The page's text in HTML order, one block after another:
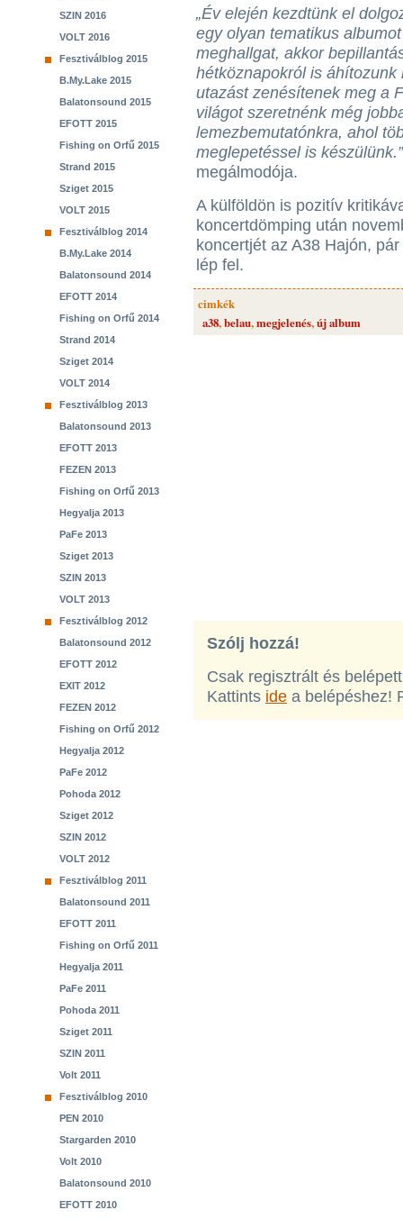
SZIN 2016
VOLT 2016
Fesztiválblog 2015
B.My.Lake 2015
Balatonsound 2015
EFOTT 2015
Fishing on Orfű 2015
Strand 2015
Sziget 2015
VOLT 2015
Fesztiválblog 2014
B.My.Lake 2014
Balatonsound 2014
EFOTT 2014
Fishing on Orfű 2014
Strand 2014
Sziget 2014
VOLT 2014
Fesztiválblog 2013
Balatonsound 2013
EFOTT 2013
FEZEN 2013
Fishing on Orfű 2013
Hegyalja 2013
PaFe 2013
Sziget 2013
SZIN 2013
VOLT 2013
Fesztiválblog 2012
Balatonsound 2012
EFOTT 2012
EXIT 2012
FEZEN 2012
Fishing on Orfű 2012
Hegyalja 2012
PaFe 2012
Pohoda 2012
Sziget 2012
SZIN 2012
VOLT 2012
Fesztiválblog 2011
Balatonsound 2011
EFOTT 2011
Fishing on Orfű 2011
Hegyalja 2011
PaFe 2011
Pohoda 2011
Sziget 2011
SZIN 2011
Volt 2011
Fesztiválblog 2010
PEN 2010
Stargarden 2010
Volt 2010
Balatonsound 2010
EFOTT 2010
„Év elején kezdtünk el
egy olyan tematikus
meghallgat, akkor
hétköznapokról is
utazást zenésítenek meg a
világot szeretnénk még
lemezbemutatónkra, ahol
meglepetéssel is készülünk.”
megálmodója.
A külföldön is pozitív
koncertdömping után
koncertjét az A38 Hajón,
lép fel.
cimkék
a38,belau,megjelenés,új album
Szólj hozzá!
Csak regisztrált és
Kattints ide a belépéshez!